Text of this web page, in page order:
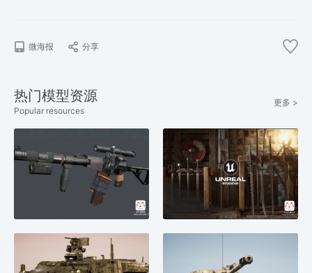
微海报 分享
热门模型资源
Popular resources
更多 >